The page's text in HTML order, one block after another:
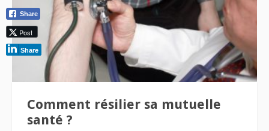
Comment résilier sa mutuelle
santé ?
Share
Post
Share